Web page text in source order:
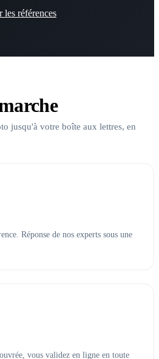
les références
jusqu'à votre boîte aux lettres, en
Réponse de nos experts sous une
vous validez en ligne en toute